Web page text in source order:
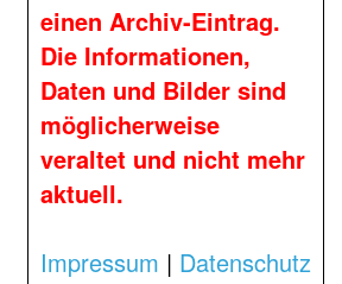
einen Archiv-Eintrag.
Die Informationen,
Daten und Bilder sind
möglicherweise
veraltet und nicht mehr
aktuell.
Impressum | Datenschutz